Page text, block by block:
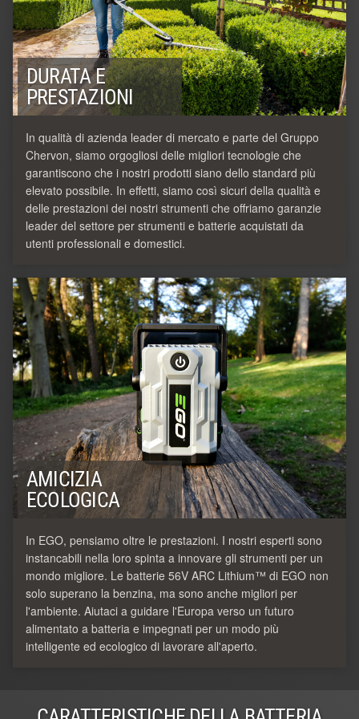
DURATA E
PRESTAZIONI
In qualità di azienda leader di mercato e parte del Gruppo
Chervon, siamo orgogliosi delle migliori tecnologie che
garantiscono che i nostri prodotti siano dello standard più
elevato possibile. In effetti, siamo così sicuri della qualità e
delle prestazioni dei nostri strumenti che offriamo garanzie
leader del settore per strumenti e batterie acquistati da
utenti professionali e domestici.
AMICIZIA
ECOLOGICA
In EGO, pensiamo oltre le prestazioni. I nostri esperti sono
instancabili nella loro spinta a innovare gli strumenti per un
mondo migliore. Le batterie 56V ARC Lithium™ di EGO non
solo superano la benzina, ma sono anche migliori per
l'ambiente. Aiutaci a guidare l'Europa verso un futuro
alimentato a batteria e impegnati per un modo più
intelligente ed ecologico di lavorare all'aperto.